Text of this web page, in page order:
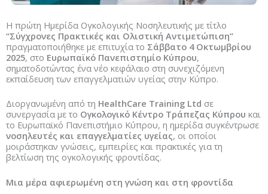
Η πρώτη Ημερίδα Ογκολογικής Νοσηλευτικής με τίτλο
“Σύγχρονες Πρακτικές και Ολιστική Αντιμετώπιση”
πραγματοποιήθηκε με επιτυχία το Σάββατο 4 Οκτωμβρίου
2025, στο Ευρωπαϊκό Πανεπιστημίο Κύπρου,
σηματοδοτώντας ένα νέο κεφάλαιο στη συνεχιζόμενη
εκπαίδευση των επαγγελματιών υγείας στην Κύπρο.
Διοργανωμένη από τη HealthCare Training Ltd σε
συνεργασία με το Ογκολογικό Κέντρο Τράπεζας Κύπρου και
το Ευρωπαϊκό Πανεπιστήμιο Κύπρου, η ημερίδα συγκέντρωσε
νοσηλευτές και επαγγελματίες υγείας, οι οποίοι
μοιράστηκαν γνώσεις, εμπειρίες και πρακτικές για τη
βελτίωση της ογκολογικής φροντίδας.
Μια μέρα αφιερωμένη στη γνώση και στη φροντίδα